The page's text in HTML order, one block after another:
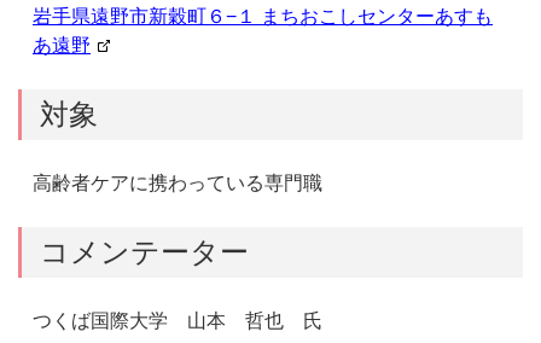
岩手県遠野市新穀町６−１ まちおこしセンターあすも
あ遠野
対象
高齢者ケアに携わっている専門職
コメンテーター
つくば国際大学 山本 哲也 氏